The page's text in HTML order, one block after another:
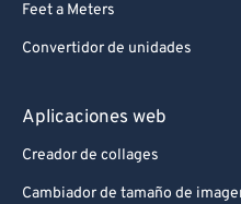
Feet a Meters
Convertidor de unidades
Aplicaciones web
Creador de collages
Cambiador de tamaño de